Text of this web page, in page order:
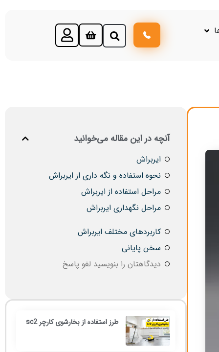
آنچه در این مقاله می‌خوانید
ایربراش
نحوه استفاده و نگه داری از ایربراش
مراحل استفاده از ایربراش
مراحل نگهداری ایربراش
کاربردهای مختلف ایربراش
سخن پایانی
دیدگاهتان را بنویسید لغو پاسخ
طرز استفاده از بخارشوی کارچر sc2